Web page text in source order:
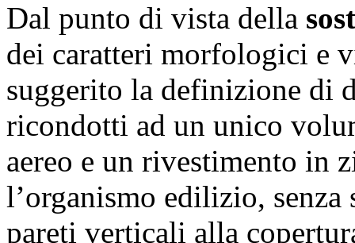
Dal punto di vista della
dei caratteri morfologici e
suggerito la definizione di
ricondotti ad un unico
aereo e un rivestimento in
l’organismo edilizio,
pareti verticali alla